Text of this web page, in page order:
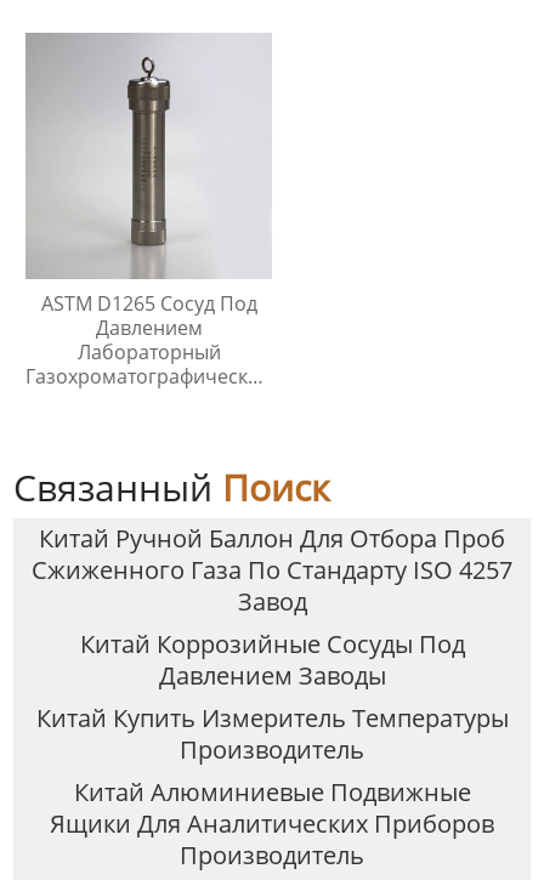
ASTM D1265 Сосуд Под
Давлением
Лабораторный
Газохроматографический
Связанный Поиск
Китай Ручной Баллон Для Отбора Проб
Сжиженного Газа По Стандарту ISO 4257
Завод
Китай Коррозийные Сосуды Под
Давлением Заводы
Китай Купить Измеритель Температуры
Производитель
Китай Алюминиевые Подвижные
Ящики Для Аналитических Приборов
Производитель